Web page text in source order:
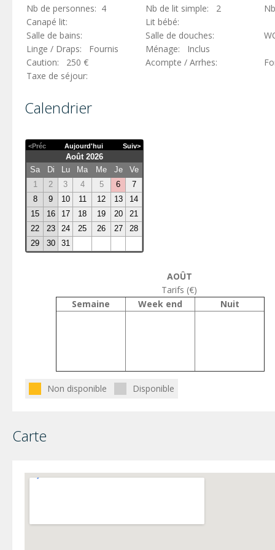
Nb de personnes: 4 Nb de lit simple: 2
Canapé lit:
Lit bébé:
Salle de bains:
Salle de douches:
Linge / Draps: Fournis
Ménage: Inclus
Caution: 250 €
Acompte / Arrhes:
Taxe de séjour:
Calendrier
<Préc Aujourd'hui Suiv>
Août 2026
Sa
Di Lu Ma Me Je
Ve
1
2 3 4 5 6
7
8
9 10 11 12 13
14
15
16 17 18 19 20
21
22
23 24 25 26 27
28
29
30 31
AOÛT
Tarifs (€)
Semaine
Week end Nuit
Non disponible Disponible
Carte